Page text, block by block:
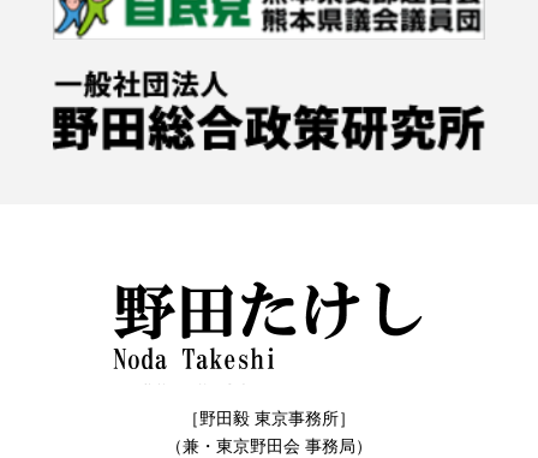
［野田毅 東京事務所］
（兼・東京野田会 事務局）